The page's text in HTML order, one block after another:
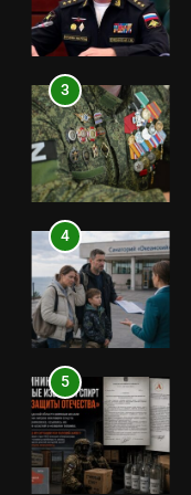
4
5
6
7
3
4
5